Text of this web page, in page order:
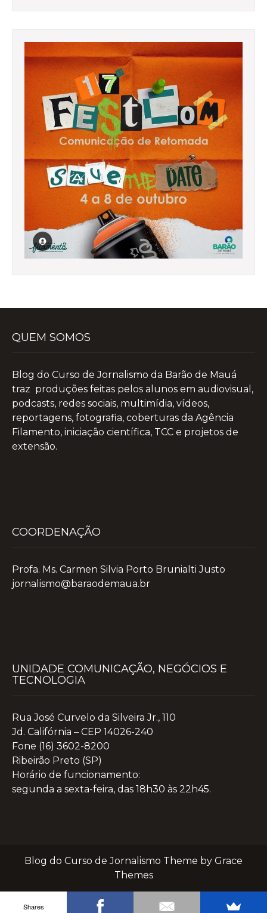
QUEM SOMOS
Blog do Curso de Jornalismo da Barão de Mauá
traz produções feitas pelos alunos em audiovisual,
podcasts, redes sociais, multimídia, vídeos,
reportagens, fotografia, coberturas da Agência
Filamento, iniciação científica, TCC e projetos de
extensão.
COORDENAÇÃO
Profa. Ms. Carmen Silvia Porto Brunialti Justo
jornalismo@baraodemaua.br
UNIDADE COMUNICAÇÃO, NEGÓCIOS E
TECNOLOGIA
Rua José Curvelo da Silveira Jr., 110
Jd. Califórnia – CEP 14026-240
Fone (16) 3602-8200
Ribeirão Preto (SP)
Horário de funcionamento:
segunda a sexta-feira, das 18h30 às 22h45.
Blog do Curso de Jornalismo Theme by Grace
Themes
Shares